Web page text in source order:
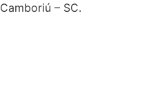
Camboriú – SC.